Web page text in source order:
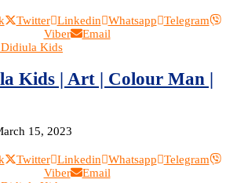
Twitter Linkedin Whatsapp
Telegram
Viber
Email
Kids
Kids | Art | Colour Man |
15, 2023
Twitter Linkedin Whatsapp
Telegram
Viber
Email